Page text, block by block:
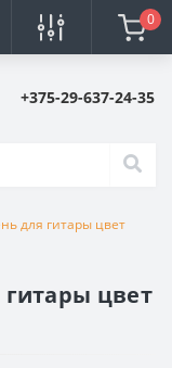
0
+375-29-637-24-35
для гитары цвет
цвет